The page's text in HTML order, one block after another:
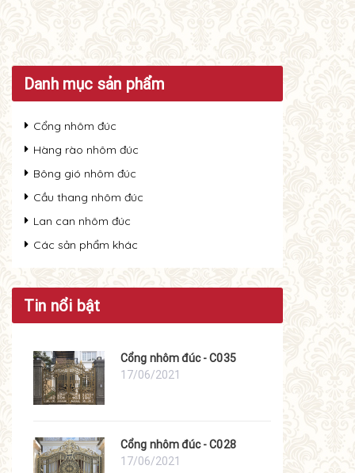
Danh mục sản phẩm
Cổng nhôm đúc
Hàng rào nhôm đúc
Bông gió nhôm đúc
Cầu thang nhôm đúc
Lan can nhôm đúc
Các sản phẩm khác
Tin nổi bật
Cổng nhôm đúc - C035
17/06/2021
Cổng nhôm đúc - C028
17/06/2021